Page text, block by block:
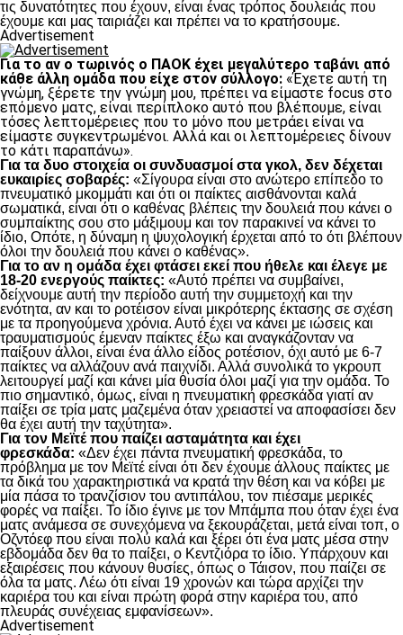
τις δυνατότητες που έχουν, είναι ένας τρόπος δουλειάς που
έχουμε και μας ταιριάζει και πρέπει να το κρατήσουμε.
Advertisement
Για το αν ο τωρινός ο ΠΑΟΚ έχει μεγαλύτερο ταβάνι από
κάθε άλλη ομάδα που είχε στον σύλλογο: «Έχετε αυτή τη
γνώμη, ξέρετε την γνώμη μου, πρέπει να είμαστε focus στο
επόμενο ματς, είναι περίπλοκο αυτό που βλέπουμε, είναι
τόσες λεπτομέρειες που το μόνο που μετράει είναι να
είμαστε συγκεντρωμένοι. Αλλά και οι λεπτομέρειες δίνουν
το κάτι παραπάνω».
Για τα δυο στοιχεία οι συνδυασμοί στα γκολ, δεν δέχεται
ευκαιρίες σοβαρές: «Σίγουρα είναι στο ανώτερο επίπεδο το
πνευματικό μκομμάτι και ότι οι παίκτες αισθάνονται καλά
σωματικά, είναι ότι ο καθένας βλέπεις την δουλειά που κάνει ο
συμπαίκτης σου στο μάξιμουμ και τον παρακινεί να κάνει το
ίδιο, Οπότε, η δύναμη η ψυχολογική έρχεται από το ότι βλέπουν
όλοι την δουλειά που κάνει ο καθένας».
Για το αν η ομάδα έχει φτάσει εκεί που ήθελε και έλεγε με
18-20 ενεργούς παίκτες: «Αυτό πρέπει να συμβαίνει,
δείχνουμε αυτή την περίοδο αυτή την συμμετοχή και την
ενότητα, αν και το ροτέισον είναι μικρότερης έκτασης σε σχέση
με τα προηγούμενα χρόνια. Αυτό έχει να κάνει με ιώσεις και
τραυματισμούς έμεναν παίκτες έξω και αναγκάζονταν να
παίξουν άλλοι, είναι ένα άλλο είδος ροτέσιον, όχι αυτό με 6-7
παίκτες να αλλάζουν ανά παιχνίδι. Αλλά συνολικά το γκρουπ
λειτουργεί μαζί και κάνει μία θυσία όλοι μαζί για την ομάδα. Το
πιο σημαντικό, όμως, είναι η πνευματική φρεσκάδα γιατί αν
παίξει σε τρία ματς μαζεμένα όταν χρειαστεί να αποφασίσει δεν
θα έχει αυτή την ταχύτητα».
Για τον Μεϊτέ που παίζει ασταμάτητα και έχει
φρεσκάδα: «Δεν έχει πάντα πνευματική φρεσκάδα, το
πρόβλημα με τον Μεϊτέ είναι ότι δεν έχουμε άλλους παίκτες με
τα δικά του χαρακτηριστικά να κρατά την θέση και να κόβει με
μία πάσα το τρανζίσιον του αντιπάλου, τον πιέσαμε μερικές
φορές να παίξει. Το ίδιο έγινε με τον Μπάμπα που όταν έχει ένα
ματς ανάμεσα σε συνεχόμενα να ξεκουράζεται, μετά είναι τοπ, ο
Οζντόεφ που είναι πολύ καλά και ξέρει ότι ένα ματς μέσα στην
εβδομάδα δεν θα το παίξει, ο Κεντζιόρα το ίδιο. Υπάρχουν και
εξαιρέσεις που κάνουν θυσίες, όπως ο Τάισον, που παίζει σε
όλα τα ματς. Λέω ότι είναι 19 χρονών και τώρα αρχίζει την
καριέρα του και είναι πρώτη φορά στην καριέρα του, από
πλευράς συνέχειας εμφανίσεων».
Advertisement